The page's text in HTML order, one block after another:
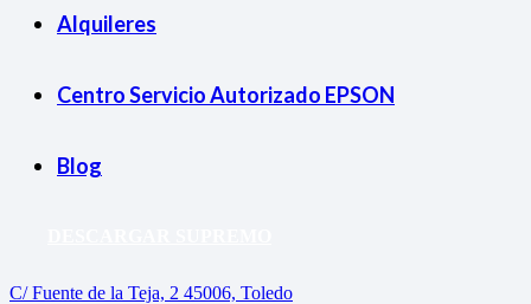
Alquileres
Centro Servicio Autorizado EPSON
Blog
C/ Fuente de la Teja, 2 45006, Toledo